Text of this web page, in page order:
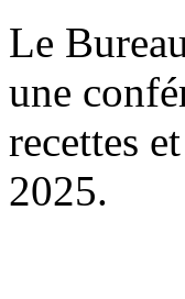
Le
une
recettes
2025.